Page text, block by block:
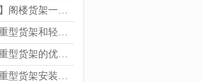
【【阁楼货架】阁楼货架一般有哪些用途
【重型货架】重型货架和轻型货架的区别是什么
【重型货架】重型货架的优缺点
【重型货架】重型货架安装需要注意什么？